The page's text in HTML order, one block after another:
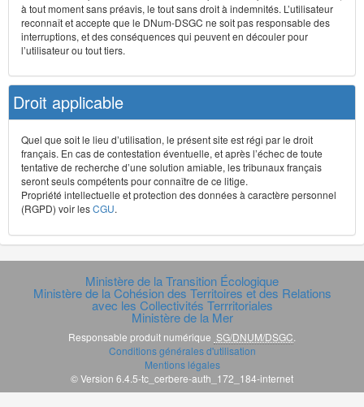
à tout moment sans préavis, le tout sans droit à indemnités. L’utilisateur
reconnaît et accepte que le DNum-DSGC ne soit pas responsable des
interruptions, et des conséquences qui peuvent en découler pour
l’utilisateur ou tout tiers.
Droit applicable
Quel que soit le lieu d’utilisation, le présent site est régi par le droit
français. En cas de contestation éventuelle, et après l’échec de toute
tentative de recherche d’une solution amiable, les tribunaux français
seront seuls compétents pour connaître de ce litige.
Propriété intellectuelle et protection des données à caractère personnel
(RGPD) voir lesCGU.
Ministère de la Transition Écologique
Ministère de la Cohésion des Territoires et des Relations
avec les Collectivités Terrritoriales
Ministère de la Mer
Responsable produit numérique SG/DNUM/DSGC
Conditions générales d'utilisation
Mentions légales
© Version 6.4.5-tc_cerbere-auth_172_184-internet